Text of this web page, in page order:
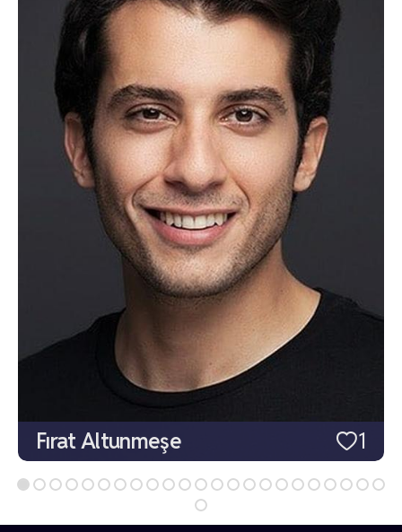
1
Fırat Altunmeşe